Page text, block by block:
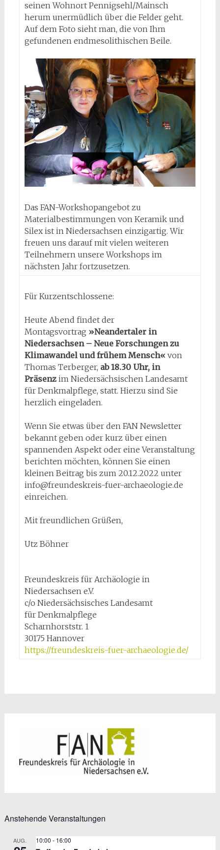
seinen Wohnort Pennigsehl/Mainsch
herum unermüdlich über die Felder geht.
Auf dem Foto sieht man, die von Ihm
gefundenen endmesolithischen Beile.
Das FAN-Workshopangebot zu
Materialbestimmungen von Keramik und
Silex ist in Niedersachsen einzigartig. Wir
freuen uns darauf mit vielen weiteren
Teilnehmern unsere Workshops im
nächsten Jahr fortzusetzen.
Für Kurzentschlossene:
Heute Abend findet der
Montagsvortrag »Neandertaler in
Niedersachsen – Neue Forschungen zu
Klimawandel und frühem Mensch« von
Thomas Terberger, ab 18.30 Uhr, in
Präsenz im Niedersächsischen Landesamt
für Denkmalpflege, statt. Hierzu sind Sie
herzlich eingeladen.
Wenn Sie etwas über den FAN Newsletter
bekannt geben oder kurz über einen
spannenden Aspekt oder eine Veranstaltung
berichten möchten, können Sie einen
kleinen Beitrag bis zum 20.12.2022 unter
info@freundeskreis-fuer-archaeologie.de
einreichen.
Mit freundlichen Grüßen,
Utz Böhner
Freundeskreis für Archäologie in
Niedersachsen e.V.
c/o Niedersächsisches Landesamt
für Denkmalpflege
Scharnhorststr. 1
30175 Hannover
https://freundeskreis-fuer-archaeologie.de/
Anstehende Veranstaltungen
AUG. 10:00 - 16:00